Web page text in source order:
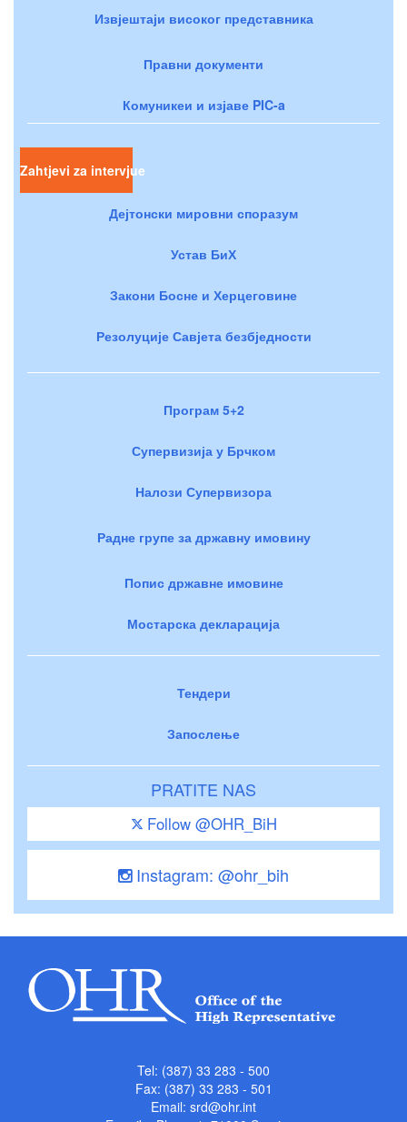
Извјештаји високог представника
Правни документи
Комуникеи и изјаве PIC-a
Zahtjevi za intervjue
Дејтонски мировни споразум
Устав БиХ
Закони Босне и Херцеговине
Резолуције Савјета безбједности
Програм 5+2
Супервизија у Брчком
Налози Супервизора
Радне групе за државну имовину
Попис државне имовине
Мостарска декларација
Тендери
Запослење
PRATITE NAS
Follow @OHR_BiH
Instagram: @ohr_bih
Tel: (387) 33 283 - 500
Fax: (387) 33 283 - 501
Email: srd@ohr.int